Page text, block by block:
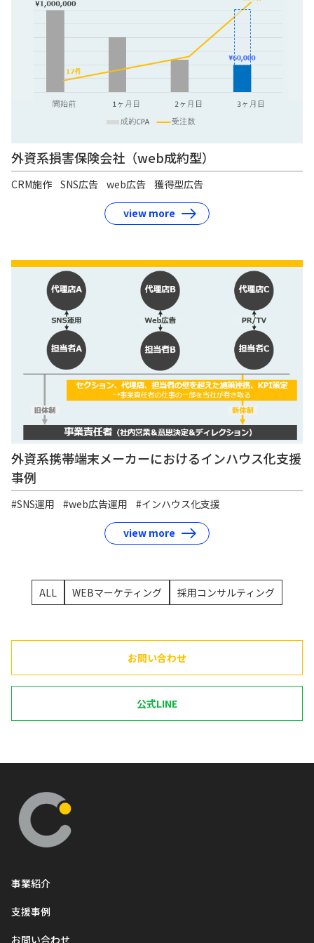
外資系損害保険会社（web成約型）
CRM施作 SNS広告 web広告 獲得型広告
view more
外資系携帯端末メーカーにおけるインハウス化支援
事例
#SNS運用 #web広告運用 #インハウス化支援
view more
ALL WEBマーケティング 採用コンサルティング
お問い合わせ
公式LINE
事業紹介
支援事例
お問い合わせ